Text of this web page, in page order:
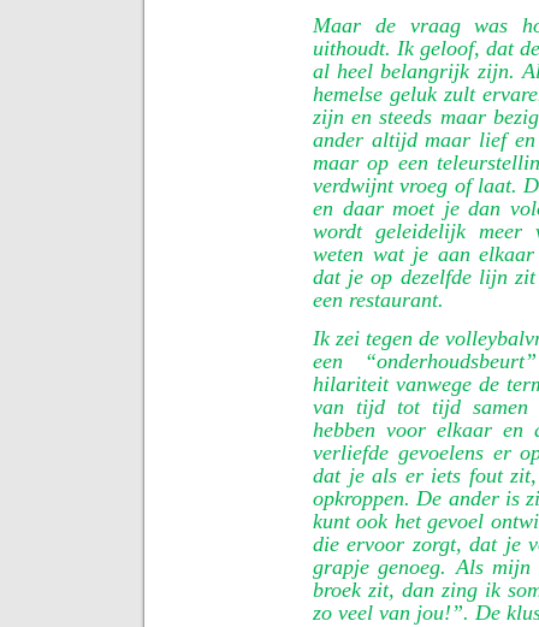
Maar de vraag was
uithoudt. Ik geloof, dat
al heel belangrijk zijn.
hemelse geluk zult
zijn en steeds maar
ander altijd maar lief
maar op een
verdwijnt vroeg of laat.
en daar moet je dan
wordt geleidelijk meer
weten wat je aan
dat je op dezelfde lijn
een restaurant.
Ik zei tegen de
een
hilariteit vanwege de
van tijd tot tijd samen
hebben voor elkaar en
verliefde gevoelens er
dat je als er iets fout
opkroppen. De ander is
kunt ook het gevoel
die ervoor zorgt, dat je
grapje genoeg. Als mijn
broek zit, dan zing ik
zo veel van jou!”. De